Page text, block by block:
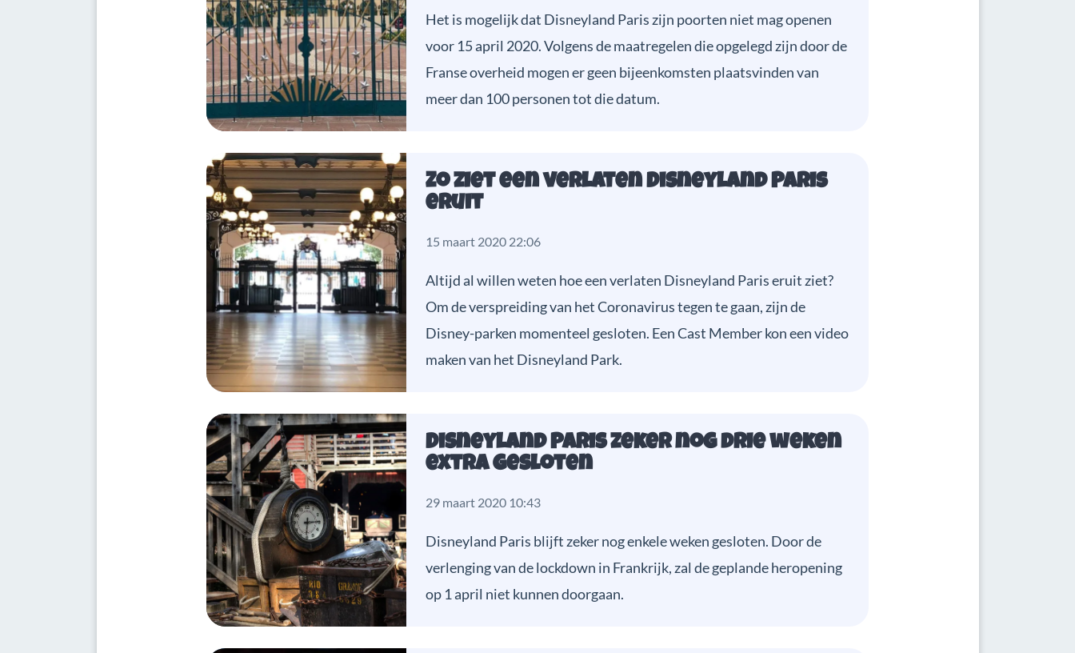
Het is mogelijk dat Disneyland Paris zijn poorten niet mag openen
voor 15 april 2020. Volgens de maatregelen die opgelegd zijn door de
Franse overheid mogen er geen bijeenkomsten plaatsvinden van
meer dan 100 personen tot die datum.
Zo ziet een verlaten Disneyland Paris
eruit
15 maart 2020 22:06
Altijd al willen weten hoe een verlaten Disneyland Paris eruit ziet?
Om de verspreiding van het Coronavirus tegen te gaan, zijn de
Disney-parken momenteel gesloten. Een Cast Member kon een video
maken van het Disneyland Park.
Disneyland Paris zeker nog drie weken
extra gesloten
29 maart 2020 10:43
Disneyland Paris blijft zeker nog enkele weken gesloten. Door de
verlenging van de lockdown in Frankrijk, zal de geplande heropening
op 1 april niet kunnen doorgaan.